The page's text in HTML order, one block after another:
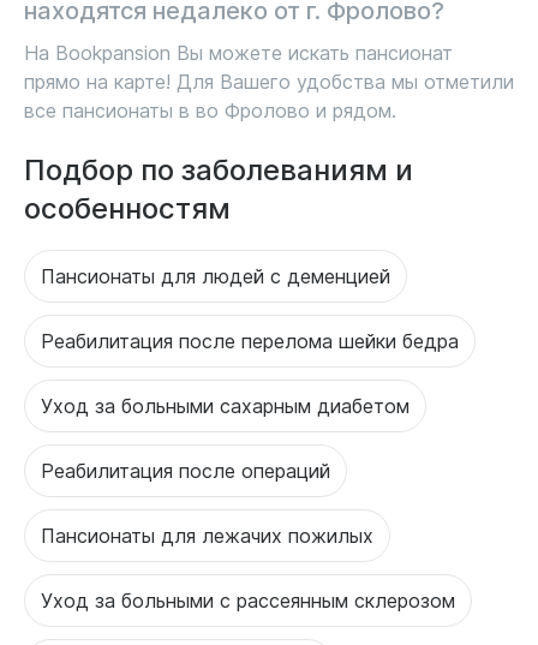
находятся недалеко от г. Фролово?
На Bookpansion Вы можете искать пансионат
прямо на карте! Для Вашего удобства мы отметили
все пансионаты в во Фролово и рядом.
Подбор по заболеваниям и
особенностям
Пансионаты для людей с деменцией
Реабилитация после перелома шейки бедра
Уход за больными сахарным диабетом
Реабилитация после операций
Пансионаты для лежачих пожилых
Уход за больными с рассеянным склерозом